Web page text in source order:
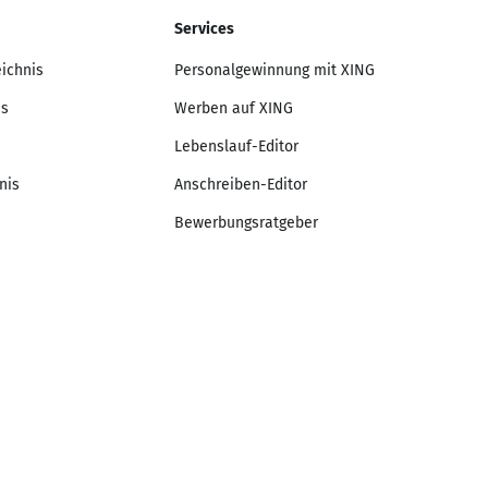
Services
Personalgewinnung mit XING
Werben auf XING
Lebenslauf-Editor
Anschreiben-Editor
Bewerbungsratgeber